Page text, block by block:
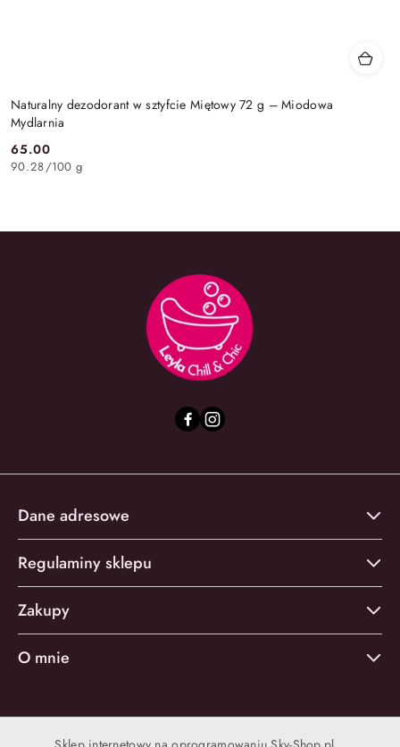
Naturalny dezodorant w sztyfcie Miętowy 72 g – Miodowa
Mydlarnia
Cena:
65.00
90.28/100 g
Dane adresowe
Regulaminy sklepu
Zakupy
O mnie